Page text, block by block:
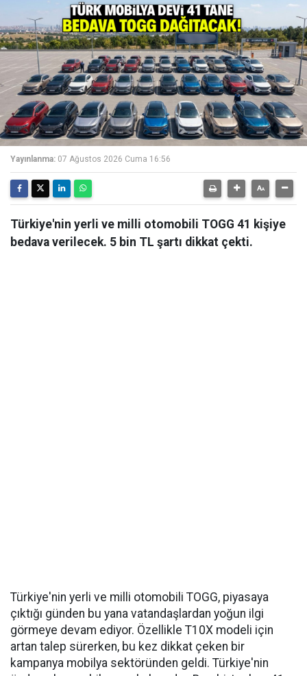
Yayınlanma: 07 Ağustos 2026 Cuma 16:56
Türkiye'nin yerli ve milli otomobili TOGG 41 kişiye
bedava verilecek. 5 bin TL şartı dikkat çekti.
Türkiye'nin yerli ve milli otomobili TOGG, piyasaya
çıktığı günden bu yana vatandaşlardan yoğun ilgi
görmeye devam ediyor. Özellikle T10X modeli için
artan talep sürerken, bu kez dikkat çeken bir
kampanya mobilya sektöründen geldi. Türkiye'nin